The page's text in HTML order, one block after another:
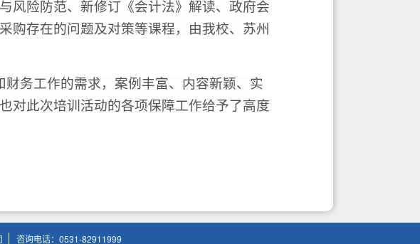
风险防范、新修订《会计法》解读、政府会
购存在的问题及对策等课程，由我校、苏州
务工作的需求，案例丰富、内容新颖、实
对此次培训活动的各项保障工作给予了高度
咨询电话：0531-82911999